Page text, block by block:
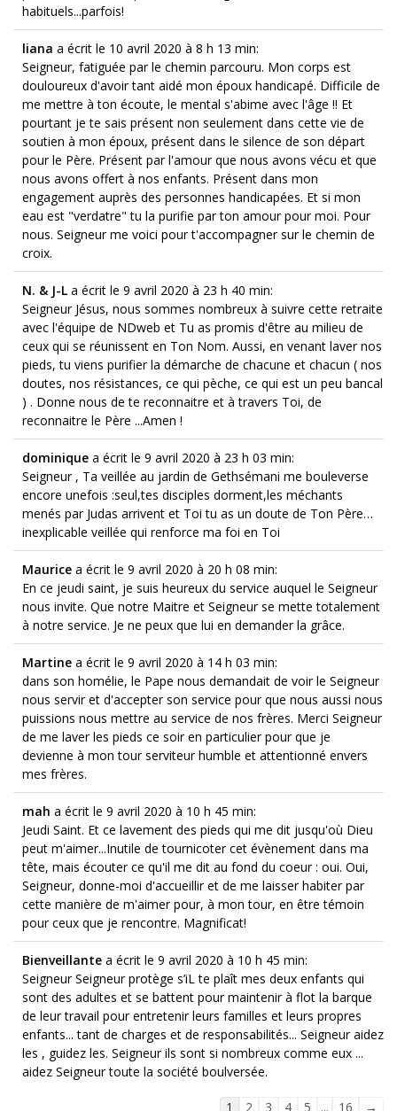
habituels...parfois!
liana a écrit le 10 avril 2020 à 8 h 13 min:
Seigneur, fatiguée par le chemin parcouru. Mon corps est
douloureux d'avoir tant aidé mon époux handicapé. Difficile de
me mettre à ton écoute, le mental s'abime avec l'âge !! Et
pourtant je te sais présent non seulement dans cette vie de
soutien à mon époux, présent dans le silence de son départ
pour le Père. Présent par l'amour que nous avons vécu et que
nous avons offert à nos enfants. Présent dans mon
engagement auprès des personnes handicapées. Et si mon
eau est "verdatre" tu la purifie par ton amour pour moi. Pour
nous. Seigneur me voici pour t'accompagner sur le chemin de
croix.
N. & J-L a écrit le 9 avril 2020 à 23 h 40 min:
Seigneur Jésus, nous sommes nombreux à suivre cette retraite
avec l'équipe de NDweb et Tu as promis d'être au milieu de
ceux qui se réunissent en Ton Nom. Aussi, en venant laver nos
pieds, tu viens purifier la démarche de chacune et chacun ( nos
doutes, nos résistances, ce qui pèche, ce qui est un peu bancal
) . Donne nous de te reconnaitre et à travers Toi, de
reconnaitre le Père ...Amen !
dominique a écrit le 9 avril 2020 à 23 h 03 min:
Seigneur , Ta veillée au jardin de Gethsémani me bouleverse
encore unefois :seul,tes disciples dorment,les méchants
menés par Judas arrivent et Toi tu as un doute de Ton Père…
inexplicable veillée qui renforce ma foi en Toi
Maurice a écrit le 9 avril 2020 à 20 h 08 min:
En ce jeudi saint, je suis heureux du service auquel le Seigneur
nous invite. Que notre Maitre et Seigneur se mette totalement
à notre service. Je ne peux que lui en demander la grâce.
Martine a écrit le 9 avril 2020 à 14 h 03 min:
dans son homélie, le Pape nous demandait de voir le Seigneur
nous servir et d'accepter son service pour que nous aussi nous
puissions nous mettre au service de nos frères. Merci Seigneur
de me laver les pieds ce soir en particulier pour que je
devienne à mon tour serviteur humble et attentionné envers
mes frères.
mah a écrit le 9 avril 2020 à 10 h 45 min:
Jeudi Saint. Et ce lavement des pieds qui me dit jusqu'où Dieu
peut m'aimer...Inutile de tournicoter cet évènement dans ma
tête, mais écouter ce qu'il me dit au fond du coeur : oui. Oui,
Seigneur, donne-moi d'accueillir et de me laisser habiter par
cette manière de m'aimer pour, à mon tour, en être témoin
pour ceux que je rencontre. Magnificat!
Bienveillante a écrit le 9 avril 2020 à 10 h 45 min:
Seigneur Seigneur protège s’iL te plaît mes deux enfants qui
sont des adultes et se battent pour maintenir à flot la barque
de leur travail pour entretenir leurs familles et leurs propres
enfants... tant de charges et de responsabilités... Seigneur aidez
les , guidez les. Seigneur ils sont si nombreux comme eux ...
aidez Seigneur toute la société boulversée.
Navigation
1 2 3 4 5 ... 16 →